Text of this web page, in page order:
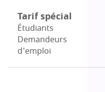
Tarif spécial
Étudiants
Demandeurs
d'emploi